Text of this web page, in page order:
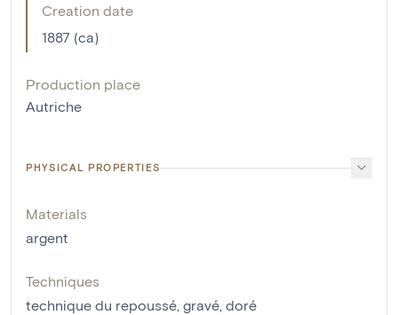
Creation date
1887 (ca)
Production place
Autriche
PHYSICAL PROPERTIES
Materials
argent
Techniques
technique du repoussé, gravé, doré